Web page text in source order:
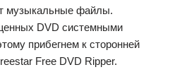
музыкальные файлы.
DVD системными
прибегнем к сторонней
Free DVD Ripper.